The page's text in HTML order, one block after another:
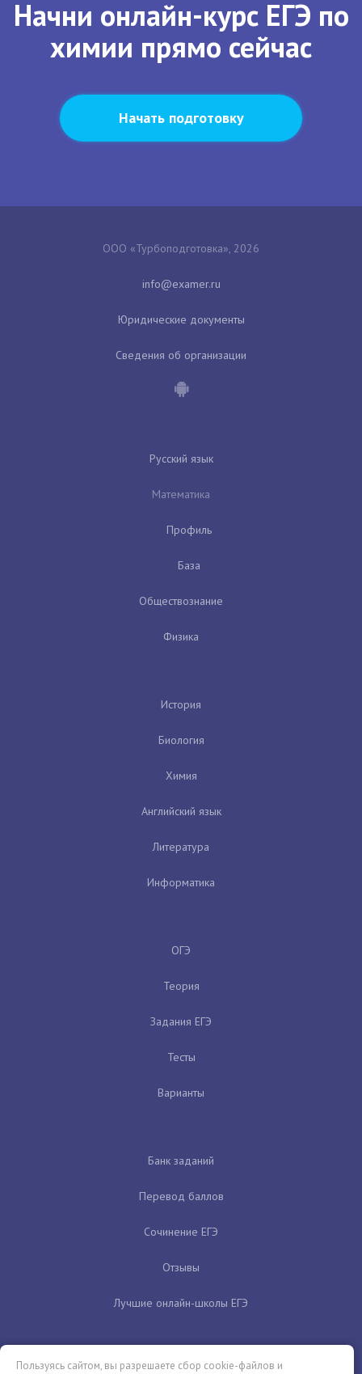
Начни онлайн-курс ЕГЭ по
химии прямо сейчас
Начать подготовку
ООО «Турбоподготовка», 2026
Юридические документы
Сведения об организации
Русский язык
Математика
Профиль
База
Обществознание
Физика
История
Биология
Химия
Английский язык
Литература
Информатика
ОГЭ
Теория
Задания ЕГЭ
Тесты
Варианты
Банк заданий
Перевод баллов
Сочинение ЕГЭ
Отзывы
Лучшие онлайн-школы ЕГЭ
Пользуясь сайтом, вы разрешаете сбор cookie-файлов и